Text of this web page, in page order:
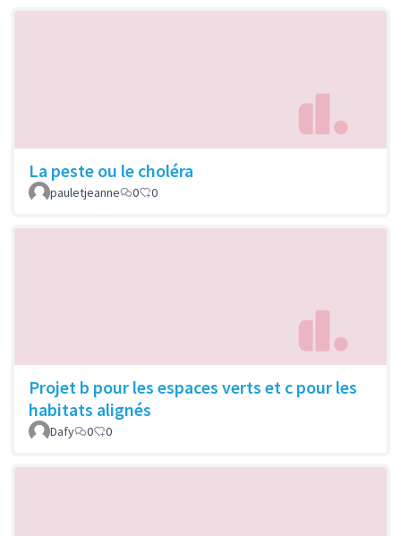
La peste ou le choléra
pauletjeanne 0 0
Projet b pour les espaces verts et c pour les
habitats alignés
Dafy 0 0